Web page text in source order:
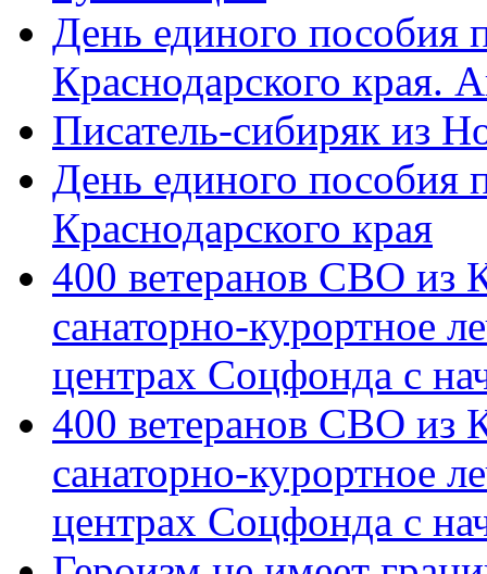
День единого пособия
Краснодарского края.
Писатель-сибиряк из
День единого пособия
Краснодарского края
400 ветеранов СВО из
санаторно-курортное
центрах Соцфонда с
400 ветеранов СВО из
санаторно-курортное
центрах Соцфонда с